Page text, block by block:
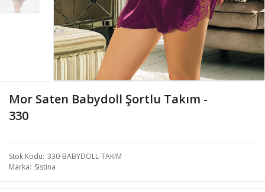
Mor Saten Babydoll Şortlu Takım -
330
Stok Kodu 330-BABYDOLL-TAKIM
Marka Sistina